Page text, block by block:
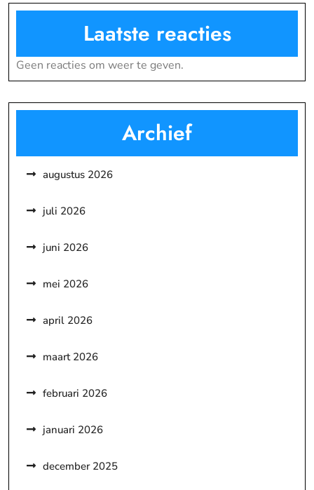
Laatste reacties
Geen reacties om weer te geven.
Archief
augustus 2026
juli 2026
juni 2026
mei 2026
april 2026
maart 2026
februari 2026
januari 2026
december 2025